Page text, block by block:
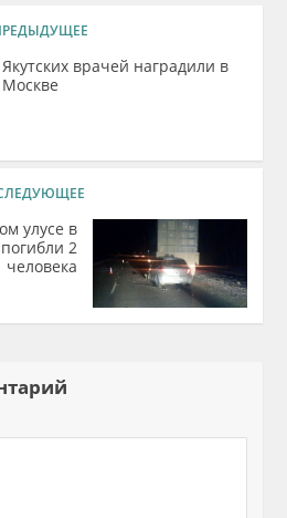
Якутских врачей наградили в
Москве
улусе в
2
человека